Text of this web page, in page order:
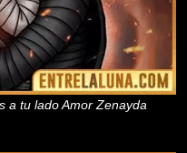
a tu lado Amor Zenayda